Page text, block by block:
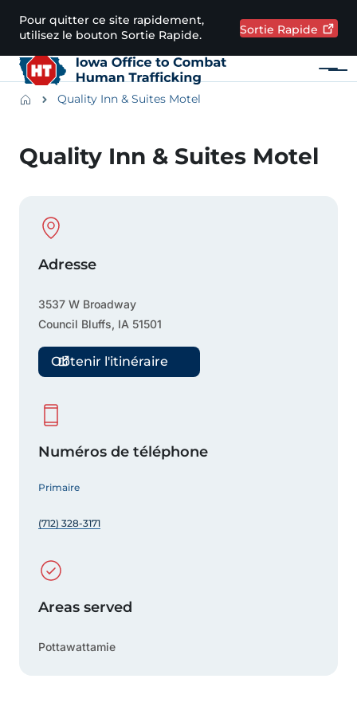
Passer au contenu principal
Pour quitter ce site rapidement,
utilisez le bouton Sortie Rapide.
Sortie Rapide
Menu
Main navigation
BreadcrumbsQuality Inn & Suites Motel
Quality Inn & Suites Motel
Physical Location
Adresse
3537 W Broadway
Council Bluffs, IA 51501
Obtenir l'itinéraire
Numéros de téléphone
Primaire
(712) 328-3171
Areas served
Pottawattamie